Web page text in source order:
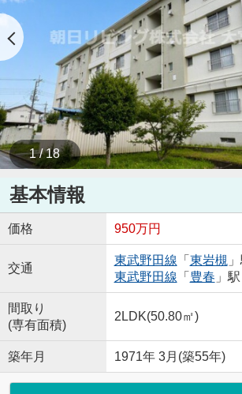
1 / 18
基本情報
価格 950万円
交通
東武野田線 「 東岩槻
東武野田線 「 豊春 」
間取り
(専有面積)
2LDK(50.80㎡)
築年月 1971年 3月(築55年)